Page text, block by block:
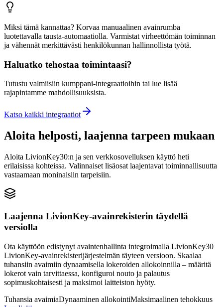
Miksi tämä kannattaa? Korvaa manuaalinen avainrumba
luotettavalla tausta-automaatiolla. Varmistat virheettömän toiminnan
ja vähennät merkittävästi henkilökunnan hallinnollista työtä.
Haluatko tehostaa toimintaasi?
Tutustu valmiisiin kumppani-integraatioihin tai lue lisää
rajapintamme mahdollisuuksista.
Katso kaikki integraatiot
Aloita helposti, laajenna tarpeen mukaan
Aloita LivionKey30:n ja sen verkkosovelluksen käyttö heti
erilaisissa kohteissa. Valinnaiset lisäosat laajentavat toiminnallisuutta
vastaamaan moninaisiin tarpeisiin.
Laajenna LivionKey-avainrekisterin täydellä
versiolla
Ota käyttöön edistynyt avaintenhallinta integroimalla LivionKey30
LivionKey-avainrekisterijärjestelmän täyteen versioon. Skaalaa
tuhansiin avaimiin dynaamisella lokeroiden allokoinnilla – määritä
lokerot vain tarvittaessa, konfiguroi nouto ja palautus
sopimuskohtaisesti ja maksimoi laitteiston hyöty.
Tuhansia avaimiaDynaaminen allokointiMaksimaalinen tehokkuus